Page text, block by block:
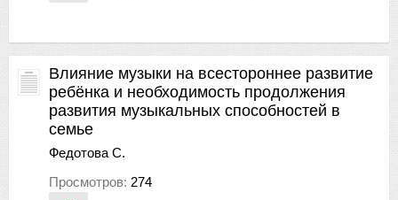
Влияние музыки на всестороннее развитие
ребёнка и необходимость продолжения
развития музыкальных способностей в
семье
Федотова С.
Просмотров: 274